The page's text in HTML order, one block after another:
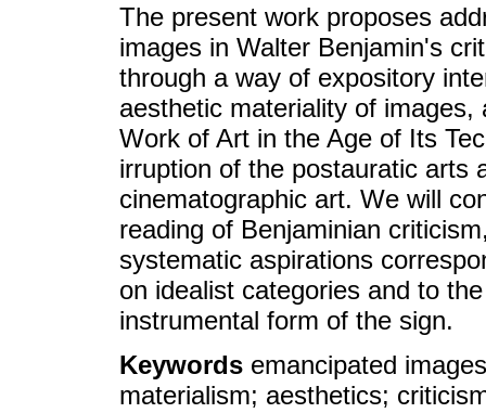
The present work proposes
images in Walter Benjamin's
through a way of expository
aesthetic materiality of images,
Work of Art in the Age of Its
irruption of the postauratic arts
cinematographic art. We will
reading of Benjaminian
systematic aspirations
on idealist categories and to
instrumental form of the sign.
Keywords emancipated
materialism; aesthetics;